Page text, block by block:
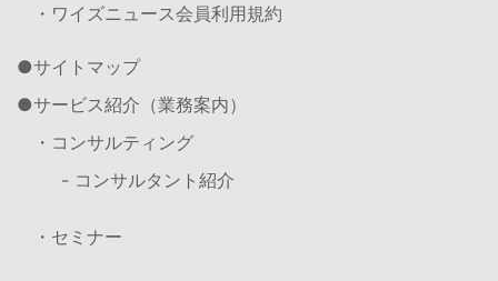
・ワイズニュース会員利用規約
サイトマップ
サービス紹介（業務案内）
・コンサルティング
- コンサルタント紹介
・セミナー